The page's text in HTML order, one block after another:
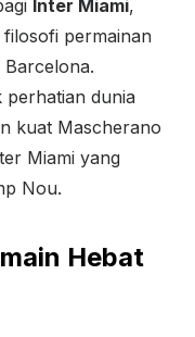
Inter Miami,
permainan
perhatian dunia
kuat Mascherano
Miami yang
Nou.
Hebat